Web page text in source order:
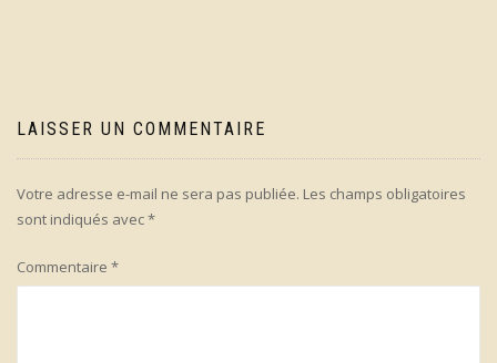
LAISSER UN COMMENTAIRE
Votre adresse e-mail ne sera pas publiée. Les champs obligatoires
sont indiqués avec*
Commentaire *